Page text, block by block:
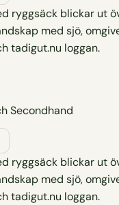
Secondhand